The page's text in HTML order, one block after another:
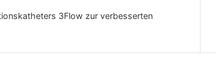
3Flow zur verbesserten